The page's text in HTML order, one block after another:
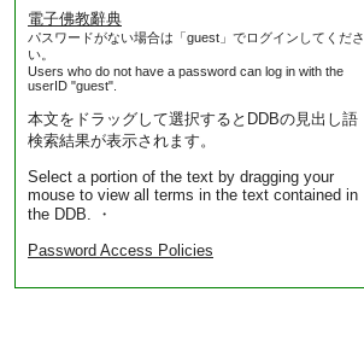
電子佛教辭典
パスワードがない場合は「guest」でログインしてくださ
い。
Users who do not have a password can log in with the
userID "guest".
本文をドラッグして選択するとDDBの見出し語
検索結果が表示されます。
Select a portion of the text by dragging your
mouse to view all terms in the text contained in
the DDB. ・
Password Access Policies